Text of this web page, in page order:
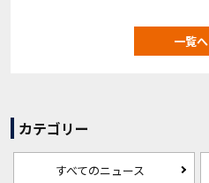
一覧へ
カテゴリー
すべてのニュース